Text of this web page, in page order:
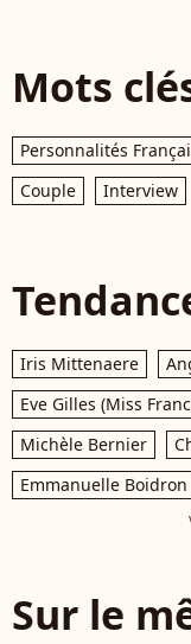
Mots
Personnalités
Couple
Interview
Iris Mittenaere
Eve Gilles (Miss
Michèle Bernier
Emmanuelle Boidron
Sur le